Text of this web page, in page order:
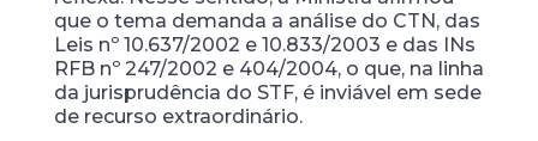
que o tema demanda a análise do CTN, das
Leis nº 10.637/2002 e 10.833/2003 e das INs
RFB nº 247/2002 e 404/2004, o que, na linha
da jurisprudência do STF, é inviável em sede
de recurso extraordinário.